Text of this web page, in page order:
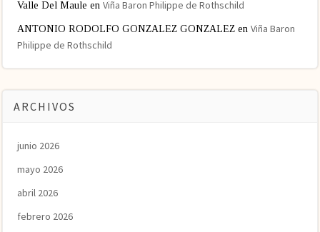
Valle Del Maule en Viña Baron Philippe de Rothschild
ANTONIO RODOLFO GONZALEZ GONZALEZ en Viña Baron
Philippe de Rothschild
ARCHIVOS
junio 2026
mayo 2026
abril 2026
febrero 2026